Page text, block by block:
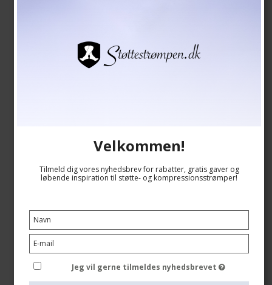
SupCare Støttestrømper Bomuld, Hvid, BRED MODEL
SupCare
B1510
Se størrelsesskema her
Velkommen!
Tilmeld dig vores nyhedsbrev for rabatter, gratis gaver og
løbende inspiration til støtte- og kompressionsstrømper!
Jeg vil gerne tilmeldes nyhedsbrevet